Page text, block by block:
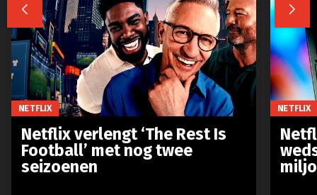
 
NETFLIX
Netflix verlengt ‘The Rest Is
Football’ met nog twee
seizoenen
NETFLIX